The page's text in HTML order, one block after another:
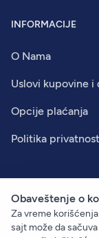
INFORMACIJE
O Nama
Uslovi kupovine i
Opcije plaćanja
Politika
© 2026Overnight.
Created by:Dejan
Obaveštenje o
Za vreme
sajt može da